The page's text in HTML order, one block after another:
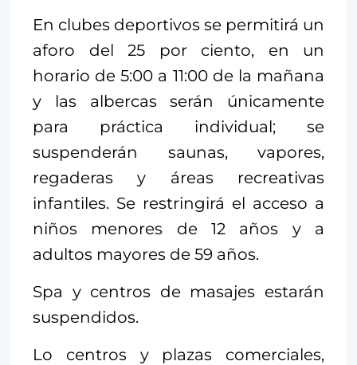
En clubes deportivos se permitirá un
aforo del 25 por ciento, en un
horario de 5:00 a 11:00 de la mañana
y las albercas serán únicamente
para práctica individual; se
suspenderán saunas, vapores,
regaderas y áreas recreativas
infantiles. Se restringirá el acceso a
niños menores de 12 años y a
adultos mayores de 59 años.
Spa y centros de masajes estarán
suspendidos.
Lo centros y plazas comerciales,